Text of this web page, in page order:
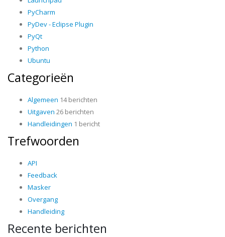
PyCharm
PyDev - Eclipse Plugin
PyQt
Python
Ubuntu
Categorieën
Algemeen 14 berichten
Uitgaven 26 berichten
Handleidingen 1 bericht
Trefwoorden
API
Feedback
Masker
Overgang
Handleiding
Recente berichten